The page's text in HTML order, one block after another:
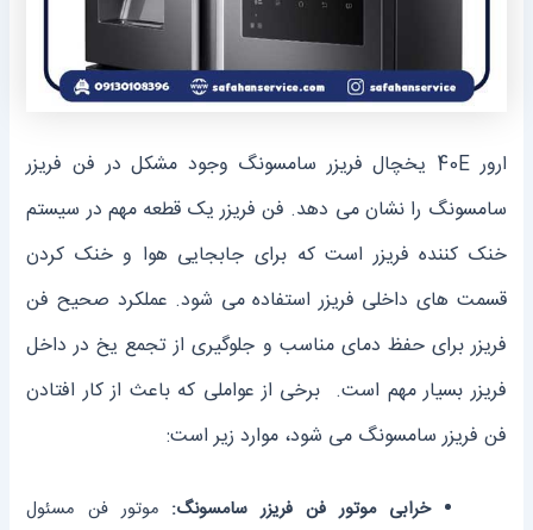
ارور 40E یخچال فریزر سامسونگ وجود مشکل در فن فریزر
سامسونگ را نشان می دهد. فن فریزر یک قطعه مهم در سیستم
خنک کننده فریزر است که برای جابجایی هوا و خنک کردن
قسمت ‌های داخلی فریزر استفاده می‌ شود. عملکرد صحیح فن
فریزر برای حفظ دمای مناسب و جلوگیری از تجمع یخ در داخل
فریزر بسیار مهم است. برخی از عواملی که باعث از کار افتادن
فن فریزر سامسونگ می ‌شود، موارد زیر است:
خرابی موتور فن فریزر سامسونگ: موتور فن مسئول